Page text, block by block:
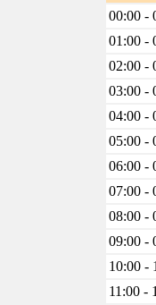
00:00 -
01:00 -
02:00 -
03:00 -
04:00 -
05:00 -
06:00 -
07:00 -
08:00 -
09:00 -
10:00 -
11:00 -